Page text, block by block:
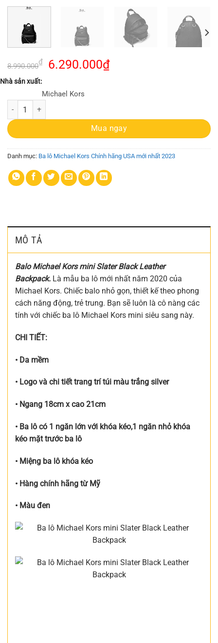
8.990.000₫
Giá
là:
8.990.000₫.
6.290.000₫Giá
Nhà sản xuất:
Michael Kors
Balo Michael Kors mini Slater Black Leather Backpack, balo MK
Mua ngay
Danh mục: Ba lô Michael Kors Chính hãng USA mới nhất 2023
MÔ TẢ
Balo Michael Kors mini Slater Black Leather
Backpack. Là mẫu ba lô mới nhất năm 2020 của
Michael Kors. Chiếc balo nhỏ gọn, thiết kế theo phong
cách năng động, trẻ trung. Bạn sẽ luôn là cô nàng các
tính với chiếc ba lô Michael Kors mini siêu sang này.
CHI TIẾT:
• Da mềm
• Logo và chi tiết trang trí túi màu trắng silver
• Ngang 18cm x cao 21cm
• Ba lô có 1 ngăn lớn với khóa kéo,1 ngăn nhỏ khóa
kéo mặt trước ba lô
• Miệng ba lô khóa kéo
• Hàng chính hãng từ Mỹ
• Màu đen